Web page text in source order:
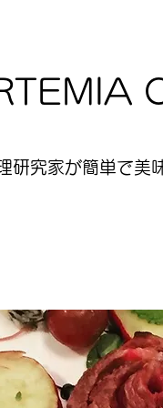
研究家が簡単で美